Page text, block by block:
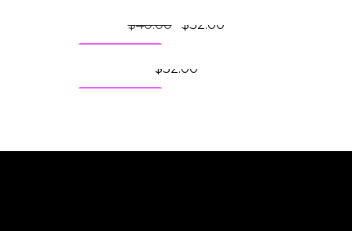
$40.00 $32.00
RETRO RECORD
$32.00